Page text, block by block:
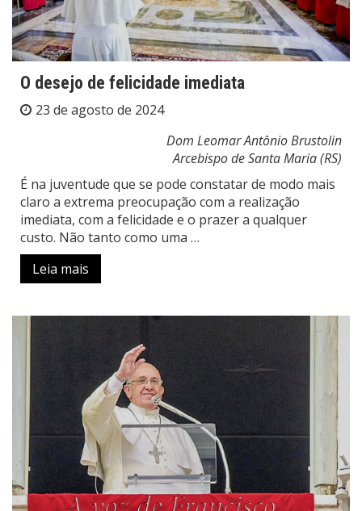
O desejo de felicidade imediata
23 de agosto de 2024
Dom Leomar Antônio Brustolin
Arcebispo de Santa Maria (RS)
É na juventude que se pode constatar de modo mais
claro a extrema preocupação com a realização
imediata, com a felicidade e o prazer a qualquer
custo. Não tanto como uma …
Leia mais